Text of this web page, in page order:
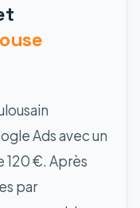
Ads avec un
120 €. Après
par